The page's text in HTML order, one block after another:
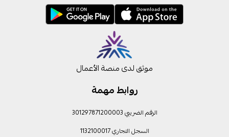
روابط مهمة
الرقم الضريبي 301297871200003
السجل التجاري 1132100017
موثق لدى منصة الأعمال